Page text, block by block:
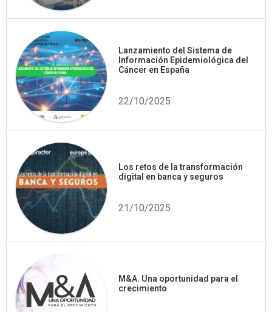
Lanzamiento del Sistema de
Información Epidemiológica del
Cáncer en España
22/10/2025
Los retos de la transformación
digital en banca y seguros
21/10/2025
M&A. Una oportunidad para el
crecimiento